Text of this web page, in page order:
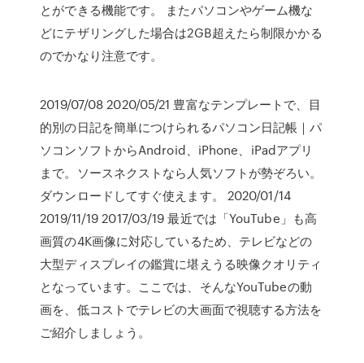
とができる機能です。 またパソコンやゲーム機な
どにテザリングした場合は2GB超えたら制限かかる
のでかなり注意です。
2019/07/08 2020/05/21 豊富なテンプレートで、目
的別の日記を簡単につけられるパソコン日記帳｜パ
ソコンソフトからAndroid、iPhone、iPadアプリ
まで。ソースネクストなら人気ソフトが勢ぞろい。
ダウンロードしてすぐ使えます。 2020/01/14
2019/11/19 2017/03/19 最近では「YouTube」も高
画質の4K画像に対応しているため、テレビなどの
大型ディスプレイの鑑賞に堪えうる映像クオリティ
となっています。ここでは、そんなYouTubeの動
画を、低コストでテレビの大画面で視聴する方法を
ご紹介しましょう。